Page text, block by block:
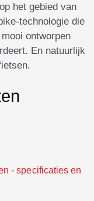
het gebied van
technologie die
ontworpen
En natuurlijk